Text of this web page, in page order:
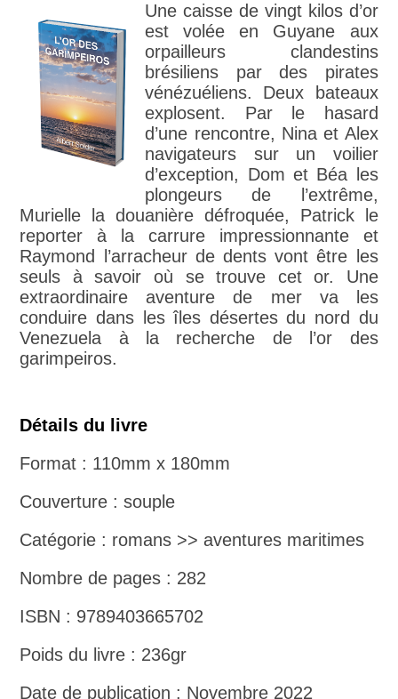
Une caisse de vingt kilos d’or
est volée en Guyane aux
orpailleurs clandestins
brésiliens par des pirates
vénézuéliens. Deux bateaux
explosent. Par le hasard
d’une rencontre, Nina et Alex
navigateurs sur un voilier
d’exception, Dom et Béa les
plongeurs de l’extrême,
Murielle la douanière défroquée, Patrick le
reporter à la carrure impressionnante et
Raymond l’arracheur de dents vont être les
seuls à savoir où se trouve cet or. Une
extraordinaire aventure de mer va les
conduire dans les îles désertes du nord du
Venezuela à la recherche de l’or des
garimpeiros.
Détails du livre
Format : 110mm x 180mm
Couverture : souple
Catégorie : romans >> aventures maritimes
Nombre de pages : 282
ISBN : 9789403665702
Poids du livre : 236gr
Date de publication : Novembre 2022